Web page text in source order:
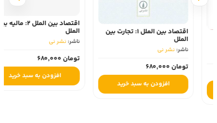
اقتصاد بین الملل 1: تجارت بین
نشر نی
افزودن به سبد خرید
اقتصاد بین الملل 2: مالیه بین
نشر نی
افزودن به سبد خرید